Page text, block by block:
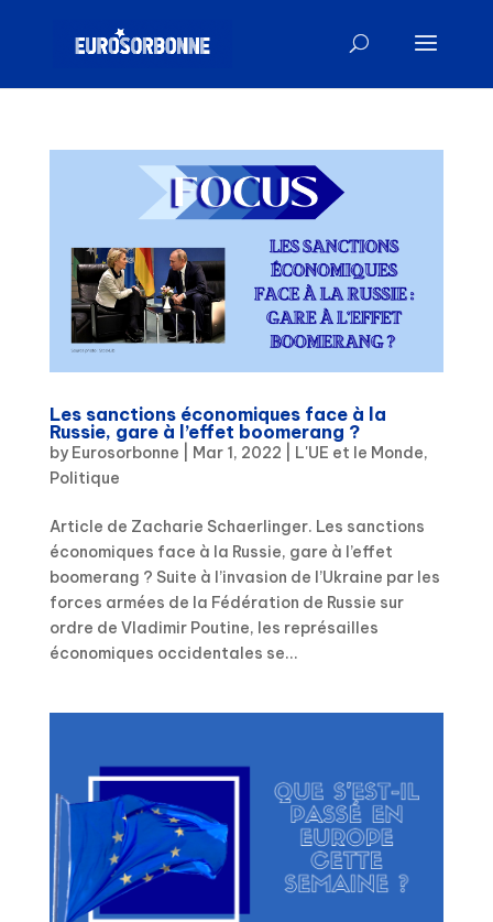
Les sanctions économiques face à la
Russie, gare à l’effet boomerang ?
by Eurosorbonne Mar 1, 2022 L'UE et le Monde,
Politique
Article de Zacharie Schaerlinger. Les sanctions
économiques face à la Russie, gare à l’effet
boomerang ? Suite à l’invasion de l’Ukraine par les
forces armées de la Fédération de Russie sur
ordre de Vladimir Poutine, les représailles
économiques occidentales se...